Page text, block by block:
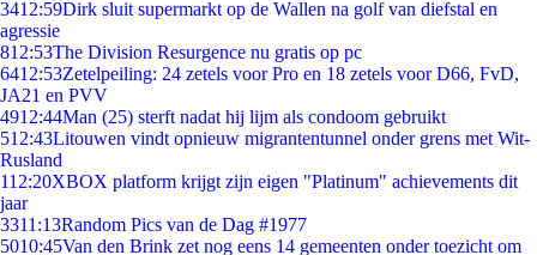
3412:59Dirk sluit supermarkt op de Wallen na golf van diefstal en
agressie
812:53The Division Resurgence nu gratis op pc
6412:53Zetelpeiling: 24 zetels voor Pro en 18 zetels voor D66, FvD,
JA21 en PVV
4912:44Man (25) sterft nadat hij lijm als condoom gebruikt
512:43Litouwen vindt opnieuw migrantentunnel onder grens met Wit-
Rusland
112:20XBOX platform krijgt zijn eigen "Platinum" achievements dit
jaar
3311:13Random Pics van de Dag #1977
5010:45Van den Brink zet nog eens 14 gemeenten onder toezicht om